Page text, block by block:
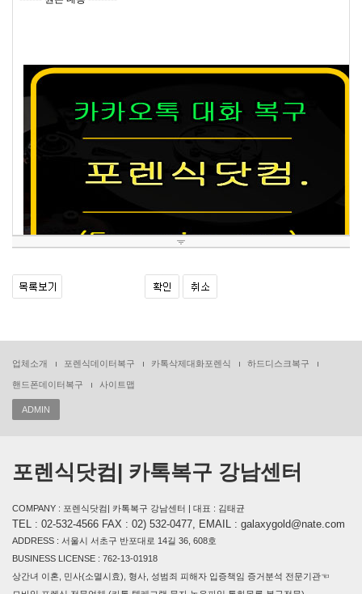
업체소개 포렌식데이터복구 카톡삭제대화포렌식 하드디스크복구
핸드폰데이터복구 사이트맵
ADMIN
포렌식닷컴| 카톡복구 강남센터
COMPANY : 포렌식닷컴| 카톡복구 강남센터 | 대표 : 김태균
TEL : 02-532-4566 FAX : 02) 532-0477, EMAIL : galaxygold@nate.com
ADDRESS : 서울시 서초구 반포대로 14길 36, 608호
BUSINESS LICENSE : 762-13-01918
상간녀 이혼, 민사(소멸시효), 형사, 성범죄 피해자 입증책임 증거분석 전문기관☜